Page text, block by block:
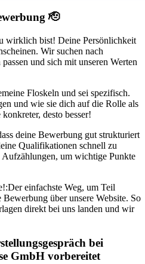
🫡
wirklich bist! Deine Persönlichkeit
Wir suchen nach
und sich mit unseren Werten
Floskeln und sei spezifisch.
und wie sie dich auf die Rolle als
desto besser!
deine Bewerbung gut strukturiert
Qualifikationen schnell zu
Aufzählungen, um wichtige Punkte
Der einfachste Weg, um Teil
Bewerbung über unsere Website. So
direkt bei uns landen und wir
bei
GmbH vorbereitet